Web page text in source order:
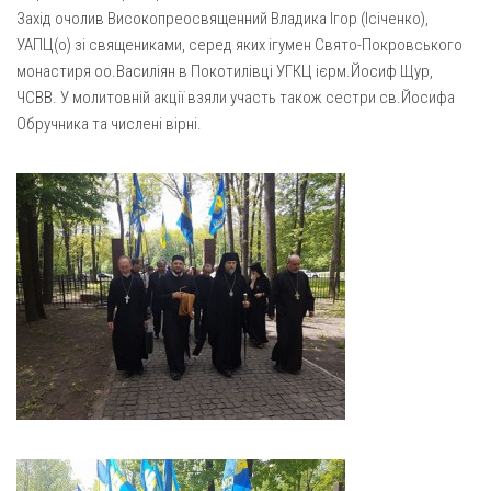
Архистратига Михаїла (м. Люботин)
Покрови Пресвятої Богородиці (с. Вільча)
Преображенська парафія (м. Лозова)
Парафія Благовіщення Пресвятої Богородиці (смт
Парафія Різдва Пресвятої Богородиці м. Берестин
(Красноград)
Парохії Полтавської області
Пресвятої Трійці (м. Полтава)
Всіх Святих українського народу (м. Полтава)
Свято-Юріївська парафія (м. Полтава)
Архистратига Михаїла (с. Пригарівка)
Благовіщення Пресвятої Богородиці (с. Шевченки)
Введення у храм Пресвятої Богородиці (с. Дашківка)
Газета Християнський голос
Надруковані числа
Молитви
Галерея
Рух pro-life
Захід очолив Високопреосвященний Владика Ігор (Ісіченко),
УАПЦ(о) зі священиками, серед яких ігумен Свято-Покровського
монастиря оо.Василіян в Покотилівці УГКЦ ієрм.Йосиф Щур,
ЧСВВ. У молитовній акції взяли участь також сестри св.Йосифа
Обручника та числені вірні.